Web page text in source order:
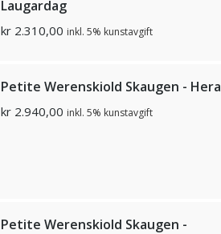
Laugardag
kr 2.310,00 inkl. 5% kunstavgift
Petite Werenskiold Skaugen - Hera
kr 2.940,00 inkl. 5% kunstavgift
Petite Werenskiold Skaugen -